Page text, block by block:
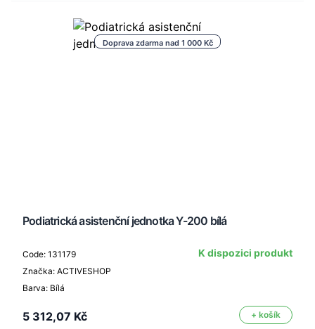
Doprava zdarma nad 1 000 Kč
Podiatrická asistenční jednotka Y-200 bílá
Code: 131179
Značka: ACTIVESHOP
Barva: Bílá
K dispozici produkt
5 312,07 Kč + košík